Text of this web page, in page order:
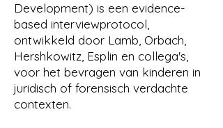
Development) is een evidence-
based interviewprotocol,
ontwikkeld door Lamb, Orbach,
Hershkowitz, Esplin en collega's,
voor het bevragen van kinderen in
juridisch of forensisch verdachte
contexten.